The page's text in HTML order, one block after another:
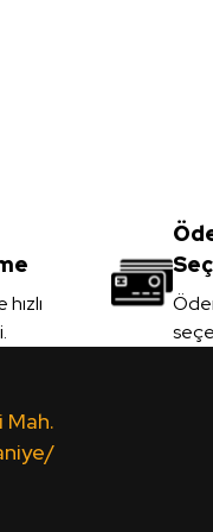
Yt-42C Legato
Mah.